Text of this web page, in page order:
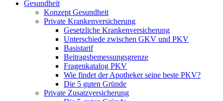
Gesundheit
Konzept Gesundheit
Private Krankenversicherung
Gesetzliche Krankenversicherung
Unterschiede zwischen GKV und PKV
Basistarif
Beitragsbemessungsgrenze
Fragenkatalog PKV
Wie findet der Apotheker seine beste PKV?
Die 5 guten Gründe
Private Zusatzversicherung